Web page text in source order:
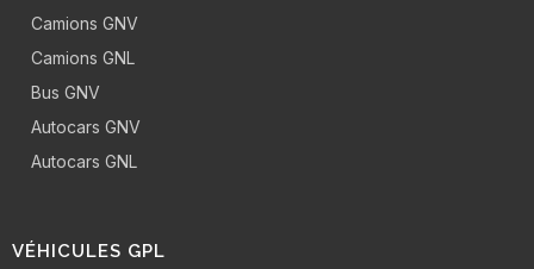
Camions GNV
Camions GNL
Bus GNV
Autocars GNV
Autocars GNL
VÉHICULES GPL